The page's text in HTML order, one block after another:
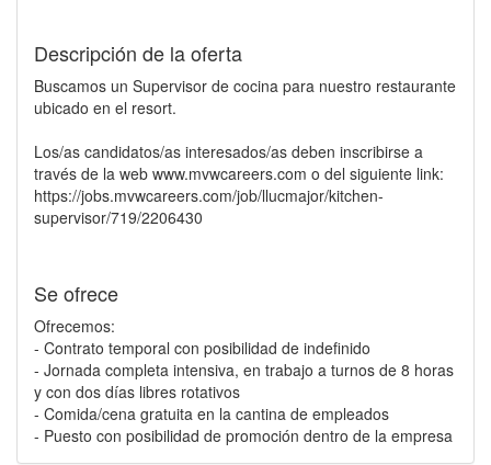
Descripción de la oferta
Buscamos un Supervisor de cocina para nuestro restaurante
ubicado en el resort.
Los/as candidatos/as interesados/as deben inscribirse a
través de la web www.mvwcareers.com o del siguiente link:
https://jobs.mvwcareers.com/job/llucmajor/kitchen-
supervisor/719/2206430
Se ofrece
Ofrecemos:
- Contrato temporal con posibilidad de indefinido
- Jornada completa intensiva, en trabajo a turnos de 8 horas
y con dos días libres rotativos
- Comida/cena gratuita en la cantina de empleados
- Puesto con posibilidad de promoción dentro de la empresa